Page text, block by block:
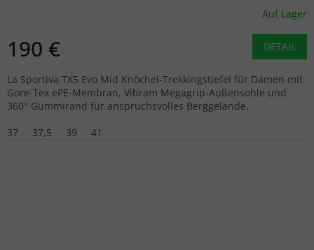
Auf Lager
190 € DETAIL
La Sportiva TX5 Evo Mid Knöchel-Trekkingstiefel für Damen mit
Gore-Tex ePE-Membran, Vibram Megagrip-Außensohle und
360° Gummirand für anspruchsvolles Berggelände.
37
37,5 39 41